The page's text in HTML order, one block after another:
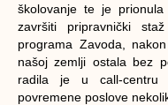
školovanje te je
završiti pripravnički
programa Zavoda,
našoj zemlji ostala bez
radila je u call-centru
povremene poslove